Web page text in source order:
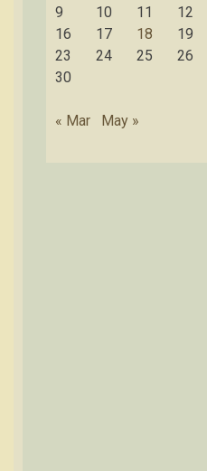
9
10 11 12
16
17 18 19
23
24 25 26
30
« Mar May »